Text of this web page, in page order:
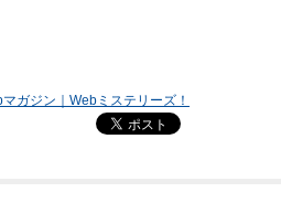
ガジン｜Webミステリーズ！